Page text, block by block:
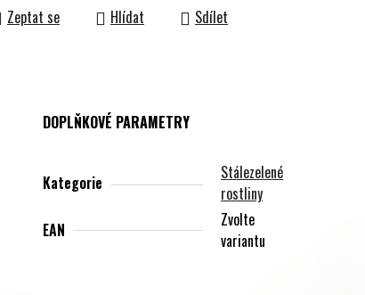
Zeptat se Hlídat Sdílet
DOPLŇKOVÉ PARAMETRY
Kategorie
Stálezelené
rostliny
EAN
Zvolte
variantu